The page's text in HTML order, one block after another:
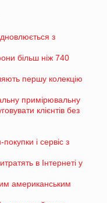
з
більш ніж 740
першу колекцію
примірювальну
клієнтів без
і сервіс з
в Інтернеті у
американським